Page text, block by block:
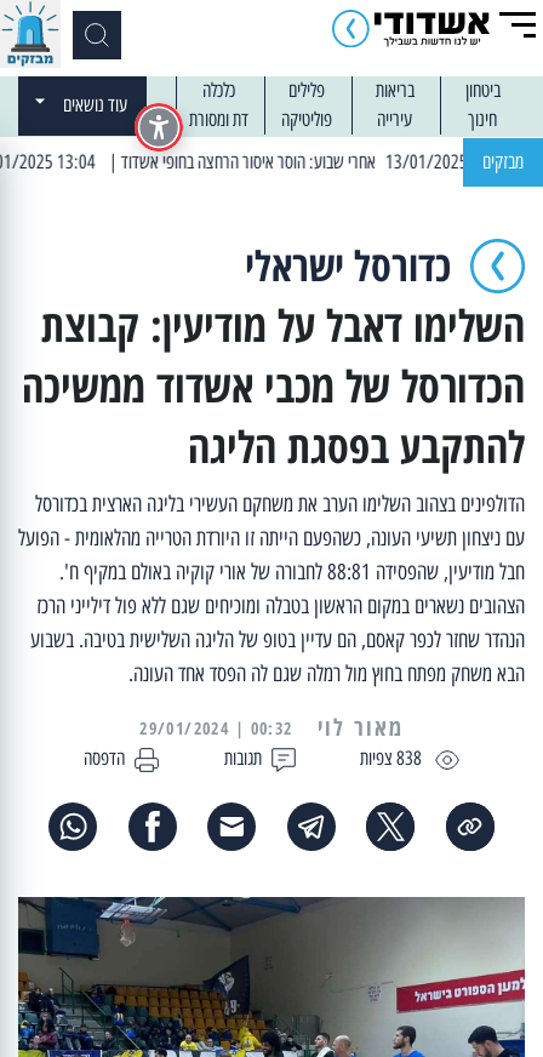
ביטחון בריאות פלילים
כלכלה
חינוך
עירייה פוליטיקה דת ומסורת
עוד נושאים
מבזקים | 13:04 14/01/2025 עובדים בלילות: עבודות קרצוף וריבוד אספלט
כדורסל ישראלי
השלימו דאבל על מודיעין: קבוצת
הכדורסל של מכבי אשדוד ממשיכה
להתקבע בפסגת הליגה
הדולפינים בצהוב השלימו הערב את משחקם העשירי בליגה הארצית בכדורסל
עם ניצחון תשיעי העונה, כשהפעם הייתה זו היורדת הטרייה מהלאומית - הפועל
חבל מודיעין, שהפסידה 88:81 לחבורה של אורי קוקיה באולם במקיף ח'.
הצהובים נשארים במקום הראשון בטבלה ומוכיחים שגם ללא פול דילייני הרכז
הנהדר שחזר לכפר קאסם, הם עדיין בטופ של הליגה השלישית בטיבה. בשבוע
הבא משחק מפתח בחוץ מול רמלה שגם לה הפסד אחד העונה.
838 צפיות תגובות הדפסה
מאור לוי 00:32 | 29/01/2024